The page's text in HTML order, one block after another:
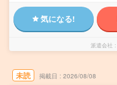
気になる!
派遣会社
未読 掲載日 2026/08/08